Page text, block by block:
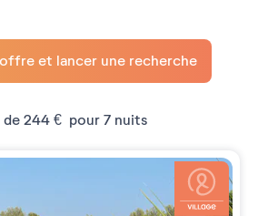
et lancer une recherche
de 244 € pour 7 nuits